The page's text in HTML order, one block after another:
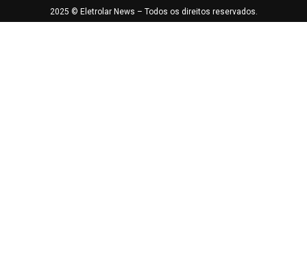
2025 © Eletrolar News – Todos os direitos reservados.